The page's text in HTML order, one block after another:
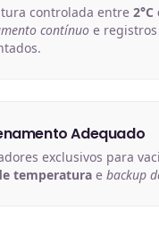
controlada entre 2°C
contínuo e registros
Adequado
exclusivos para
temperatura e backup